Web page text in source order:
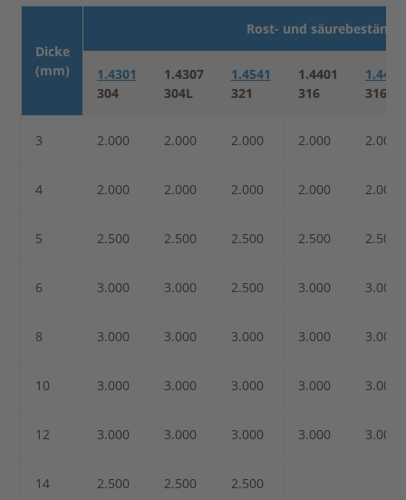
Dicke
(mm)
Rost- und
1.4301
304
1.4307
304L
1.4541
321
1.4401
316
1.4404
316L
3 2.000 2.000 2.000 2.000 2.000
4 2.000 2.000 2.000 2.000 2.000
5 2.500 2.500 2.500 2.500 2.500
6 3.000 3.000 2.500 3.000 3.000
8 3.000 3.000 3.000 3.000 3.000
10 3.000 3.000 3.000 3.000 3.000
12 3.000 3.000 3.000 3.000 3.000
14 2.500 2.500 2.500